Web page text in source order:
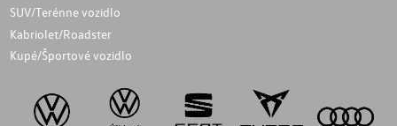
SUV/Terénne vozidlo
Kabriolet/Roadster
Kupé/Športové vozidlo